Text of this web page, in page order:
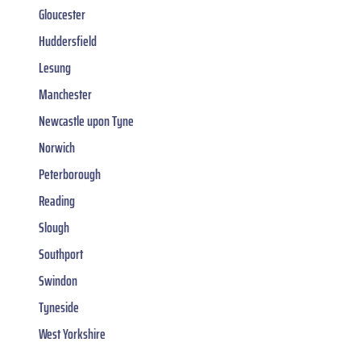
Gloucester
Huddersfield
Lesung
Manchester
Newcastle upon Tyne
Norwich
Peterborough
Reading
Slough
Southport
Swindon
Tyneside
West Yorkshire